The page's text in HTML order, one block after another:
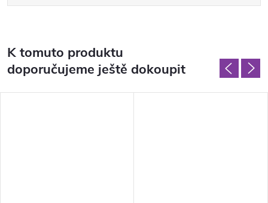
K tomuto produktu
doporučujeme ještě dokoupit